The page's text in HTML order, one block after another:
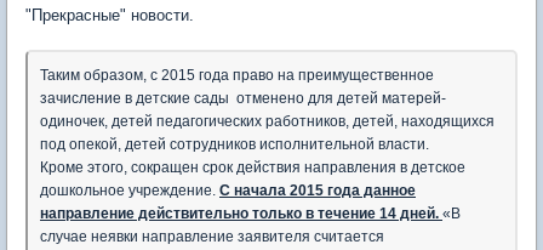
"Прекрасные" новости.
Таким образом, с 2015 года право на преимущественное
зачисление в детские сады отменено для детей матерей-
одиночек, детей педагогических работников, детей, находящихся
под опекой, детей сотрудников исполнительной власти.
Кроме этого, сокращен срок действия направления в детское
дошкольное учреждение. С начала 2015 года данное
направление действительно только в течение 14 дней. «В
случае неявки направление заявителя считается